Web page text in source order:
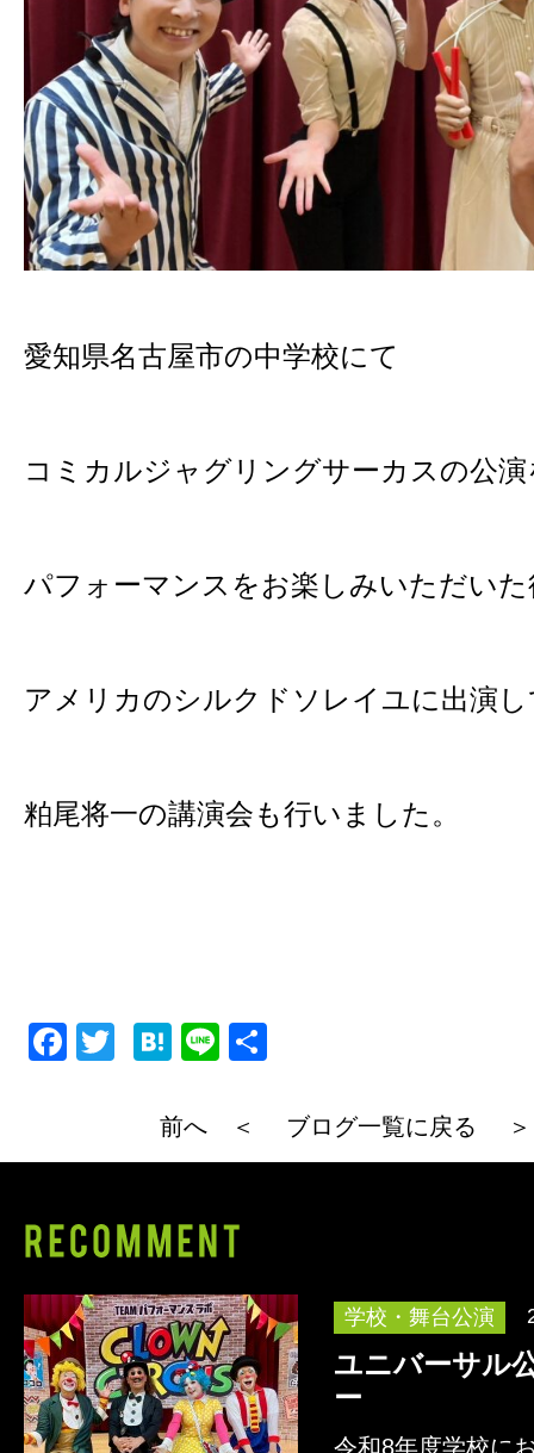
愛知県名古屋市の中学校にて
コミカルジャグリングサーカスの公
パフォーマンスをお楽しみいただいた
アメリカのシルクドソレイユに出演
粕尾将一の講演会も行いました。
F
e
o
o
k
er
H
e
n
Li
e
前へ ＜ ブログ一覧に戻る
学校・舞台公演
ユニバーサル
ー
令和8年度学校に